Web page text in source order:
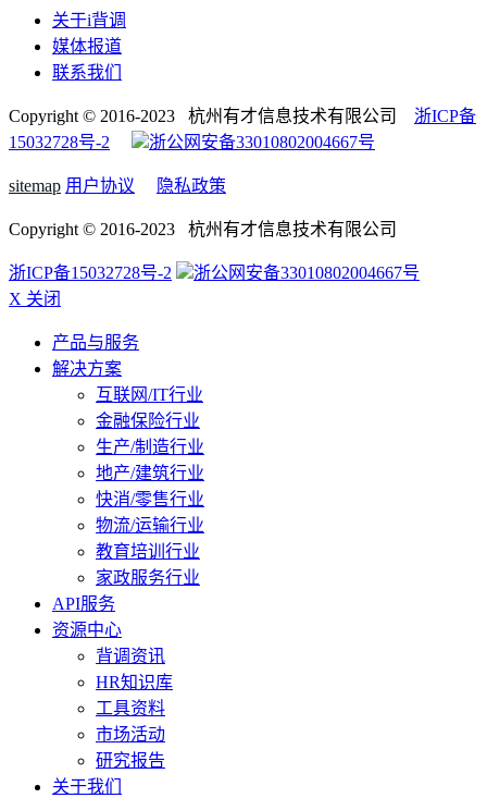
关于i背调
媒体报道
联系我们
Copyright © 2016-2023 杭州有才信息技术有限公司 浙ICP备
15032728号-2
浙公网安备33010802004667号
sitemap 用户协议 隐私政策
Copyright © 2016-2023 杭州有才信息技术有限公司
浙ICP备15032728号-2
浙公网安备33010802004667号
X 关闭
产品与服务
解决方案
互联网/IT行业
金融保险行业
生产/制造行业
地产/建筑行业
快消/零售行业
物流/运输行业
教育培训行业
家政服务行业
API服务
资源中心
背调资讯
HR知识库
工具资料
市场活动
研究报告
关于我们